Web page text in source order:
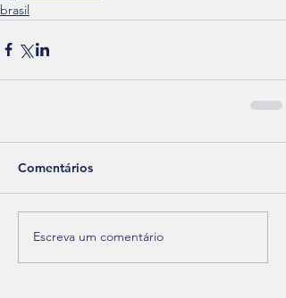
brasil
Comentários
Escreva um comentário